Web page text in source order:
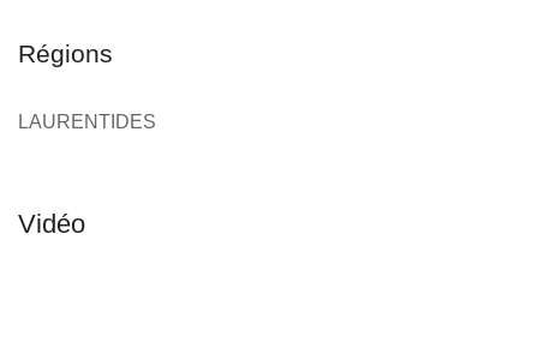
Régions
LAURENTIDES